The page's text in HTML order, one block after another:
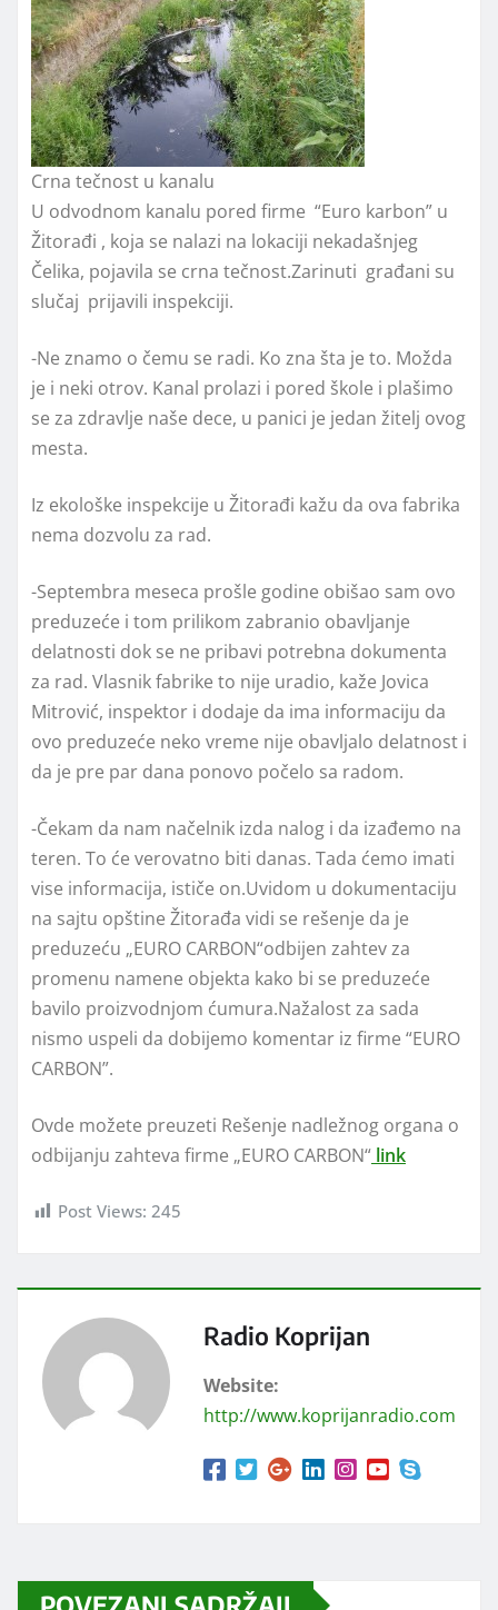
Crna tečnost u kanalu
U odvodnom kanalu pored firme “Euro karbon” u
Žitorađi , koja se nalazi na lokaciji nekadašnjeg
Čelika, pojavila se crna tečnost.Zarinuti građani su
slučaj prijavili inspekciji.
-Ne znamo o čemu se radi. Ko zna šta je to. Možda
je i neki otrov. Kanal prolazi i pored škole i plašimo
se za zdravlje naše dece, u panici je jedan žitelj ovog
mesta.
Iz ekološke inspekcije u Žitorađi kažu da ova fabrika
nema dozvolu za rad.
-Septembra meseca prošle godine obišao sam ovo
preduzeće i tom prilikom zabranio obavljanje
delatnosti dok se ne pribavi potrebna dokumenta
za rad. Vlasnik fabrike to nije uradio, kaže Jovica
Mitrović, inspektor i dodaje da ima informaciju da
ovo preduzeće neko vreme nije obavljalo delatnost i
da je pre par dana ponovo počelo sa radom.
-Čekam da nam načelnik izda nalog i da izađemo na
teren. To će verovatno biti danas. Tada ćemo imati
vise informacija, ističe on.Uvidom u dokumentaciju
na sajtu opštine Žitorađa vidi se rešenje da je
preduzeću „EURO CARBON“odbijen zahtev za
promenu namene objekta kako bi se preduzeće
bavilo proizvodnjom ćumura.Nažalost za sada
nismo uspeli da dobijemo komentar iz firme “EURO
CARBON”.
Ovde možete preuzeti Rešenje nadležnog organa o
odbijanju zahteva firme „EURO CARBON“ link
Post Views: 245
Radio Koprijan
Website:
http://www.koprijanradio.com